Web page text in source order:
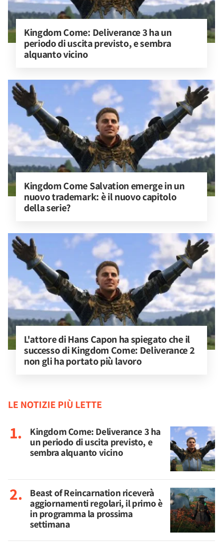
Kingdom Come: Deliverance 3 ha un
periodo di uscita previsto, e sembra
alquanto vicino
Kingdom Come Salvation emerge in un
nuovo trademark: è il nuovo capitolo
della serie?
L'attore di Hans Capon ha spiegato che il
successo di Kingdom Come: Deliverance 2
non gli ha portato più lavoro
LE NOTIZIE PIÙ LETTE
Kingdom Come: Deliverance 3 ha
un periodo di uscita previsto, e
sembra alquanto vicino
Beast of Reincarnation riceverà
aggiornamenti regolari, il primo è
in programma la prossima
settimana